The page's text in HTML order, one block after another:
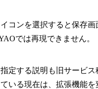
コンを選択すると保存
では再現できません。
定する説明も旧サービ
いる現在は、拡張機能